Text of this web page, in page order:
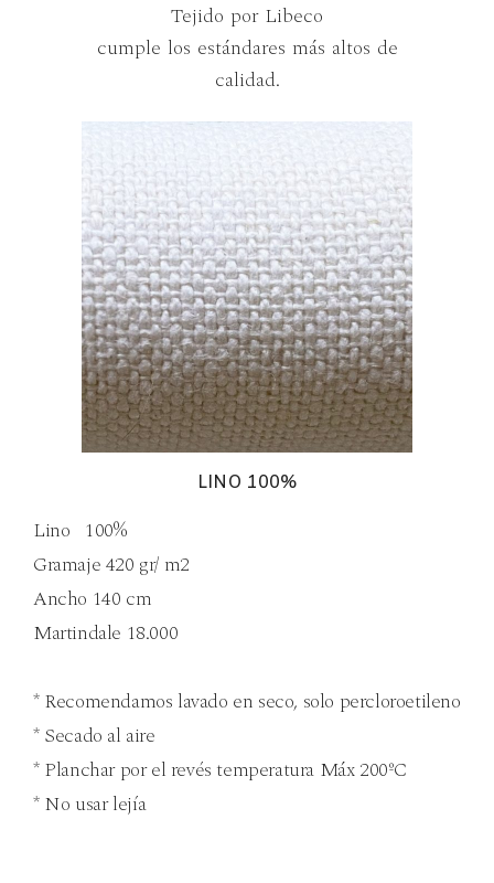
Tejido por Libeco
cumple los estándares más altos de
calidad.
LINO 100%
Lino 100%
Gramaje 420 gr/ m2
Ancho 140 cm
Martindale 18.000
* Recomendamos lavado en seco, solo percloroetileno
* Secado al aire
* Planchar por el revés temperatura Máx 200ºC
* No usar lejía